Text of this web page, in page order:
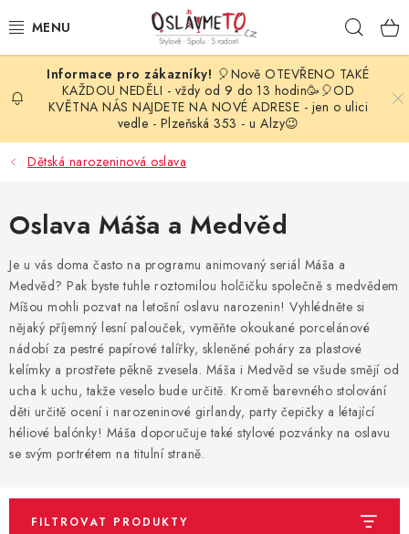
na
OSLAVA NAROZENIN
STYLOVÁ PARTY
DEKORACE A VÝZDOBA
BALÓNKY
KARNEVALOVÉ KOSTÝMY
PARTY STOLOVÁNÍ
SVATEBNÍ DOPLŇKY
BARVY NA OBLIČEJ A VLASY
BLAHOPŘÁNÍ
BUBLIFUKY
🎈Nově OTEVŘENO TAKÉ
KAŽDOU NEDĚLI - vždy od 9 do 13 hodin🥳🎈OD
KVĚTNA NÁS NAJDETE NA NOVÉ ADRESE - jen o ulici
vedle - Plzeňská 353 - u Alzy😉
Dětská narozeninová oslava
Oslava Máša a Medvěd
Je u vás doma často na programu animovaný seriál Máša a
Medvěd? Pak byste tuhle roztomilou holčičku společně s medvědem
Míšou mohli pozvat na letošní oslavu narozenin! Vyhlédněte si
nějaký příjemný lesní palouček, vyměňte okoukané porcelánové
nádobí za pestré papírové talířky, skleněné poháry za plastové
kelímky a prostřete pěkně zvesela. Máša i Medvěd se všude smějí od
ucha k uchu, takže veselo bude určitě. Kromě barevného stolování
děti určitě ocení i narozeninové girlandy, party čepičky a létající
héliové balónky! Máša doporučuje také stylové pozvánky na oslavu
se svým portrétem na titulní straně.
FILTROVAT PRODUKTY